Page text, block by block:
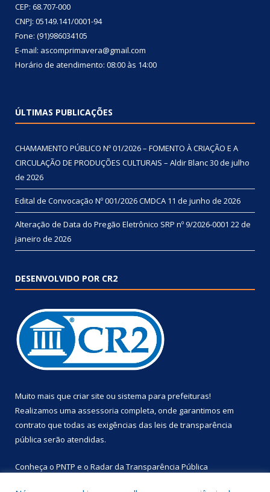
CEP: 68.707-000
CNPJ: 05149.141/0001-94
Fone: (91)986034105
E-mail: ascomprimavera@gmail.com
Horário de atendimento: 08:00 às 14:00
ÚLTIMAS PUBLICAÇÕES
CHAMAMENTO PÚBLICO Nº 01/2026 – FOMENTO À CRIAÇÃO E A
CIRCULAÇÃO DE PRODUÇÕES CULTURAIS – Aldir Blanc30 de julho
de 2026
Edital de Convocação Nº 001/2026 CMDCA 11 de junho de 2026
Alteração de Data do Pregão Eletrônico SRP nº 9/2026-0001 22 de
janeiro de 2026
DESENVOLVIDO POR CR2
Muito mais que criar site ou sistema para prefeituras!
Realizamos uma assessoria completa, onde garantimos em
contrato que todas as exigências das leis de transparência
pública serão atendidas.
Conheça o PNTP e o Radar da Transparência Pública